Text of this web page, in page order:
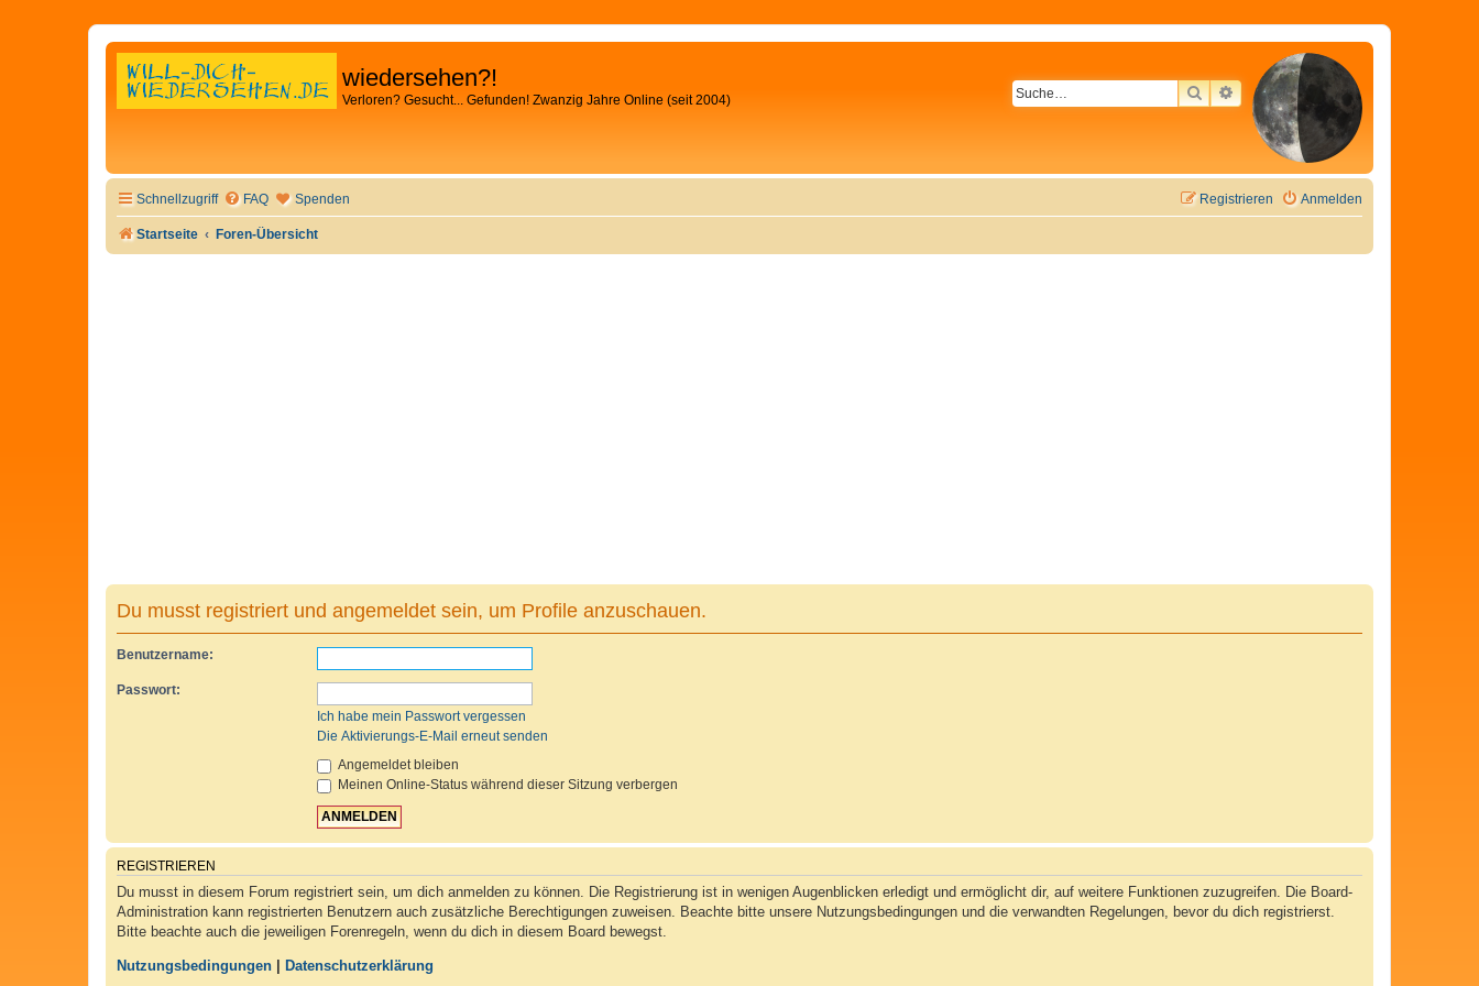
wiedersehen?!
Verloren? Gesucht... Gefunden! Zwanzig Jahre Online (seit 2004) SUCHEERWEITERTE SUCHE
Schnellzugriff FAQ Spenden Anmelden
Registrieren
Startseite Foren-Übersicht
Du musst registriert und angemeldet sein, um Profile anzuschauen.
Benutzername:
Passwort:
Ich habe mein Passwort vergessen
Die Aktivierungs-E-Mail erneut senden
Angemeldet bleiben
Meinen Online-Status während dieser Sitzung verbergen
REGISTRIEREN
Du musst in diesem Forum registriert sein, um dich anmelden zu können. Die Registrierung ist in wenigen Augenblicken erledigt und ermöglicht dir, auf weitere Funktionen zuzugreifen. Die Board-
Administration kann registrierten Benutzern auch zusätzliche Berechtigungen zuweisen. Beachte bitte unsere Nutzungsbedingungen und die verwandten Regelungen, bevor du dich registrierst.
Bitte beachte auch die jeweiligen Forenregeln, wenn du dich in diesem Board bewegst.
Nutzungsbedingungen Datenschutzerklärung